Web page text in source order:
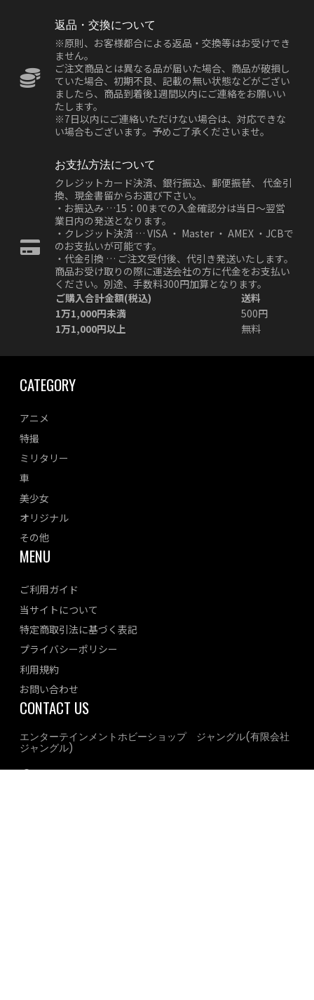
返品・交換について
※原則、お客様都合による返品・交換等はお受けでき
ません。
ご注文商品とは異なる品が届いた場合、商品が破損し
ていた場合、初期不良、記載の無い状態などがござい
ましたら、商品到着後1週間以内にご連絡をお願いい
たします。
※7日以内にご連絡いただけない場合は、対応できな
い場合もございます。予めご了承くださいませ。
お支払方法について
クレジットカード決済、銀行振込、郵便振替、 代金引
換、現金書留からお選び下さい。
・お振込み …15：00までの入金確認分は当日～翌営
業日内の発送となります。
・クレジット決済 … VISA ・ Master ・ AMEX ・JCBで
のお支払いが可能です。
・代金引換 … ご注文受付後、代引き発送いたします。
商品お受け取りの際に運送会社の方に代金をお支払い
ください。別途、手数料300円加算となります。
ご購入合計金額(税込)
送料
1万1,000円未満
500円
1万1,000円以上
無料
CATEGORY
アニメ
特撮
ミリタリー
車
美少女
オリジナル
その他
MENU
ご利用ガイド
当サイトについて
特定商取引法に基づく表記
プライバシーポリシー
利用規約
お問い合わせ
CONTACT US
エンターテインメントホビーショップ ジャングル(有限会社
ジャングル)
住所